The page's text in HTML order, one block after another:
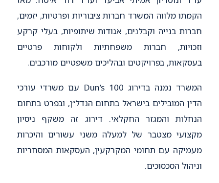
הקמתו מלווה המשרד חברות ציבוריות ופרטיות, יזמים,
חברות בנייה וקבלנים, אגודות שיתופיות, בעלי קרקע
וזכויות, חברות משפחתיות ולקוחות פרטיים
בעסקאות, בפרויקטים ובהליכים משפטיים מורכבים.
המשרד נמנה בדירוג Dun’s 100 עם משרדי עורכי
הדין המובילים בישראל בתחום הנדל״ן, ובפרט בתחום
הנחלות והמגזר החקלאי. דירוג זה משקף ניסיון
מקצועי מצטבר של למעלה משני עשורים והיכרות
מעמיקה עם תחומי המקרקעין, העסקאות המסחריות
וניהול הסכסוכים.